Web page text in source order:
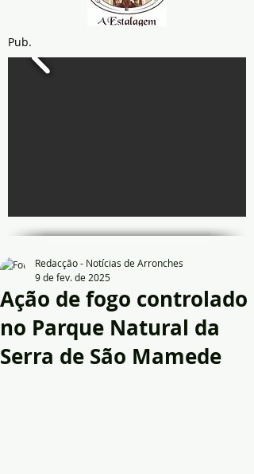
Pub.
Ação de fogo controlado
no Parque Natural da
Serra de São Mamede
Redacção - Notícias de Arronches
9 de fev. de 2025